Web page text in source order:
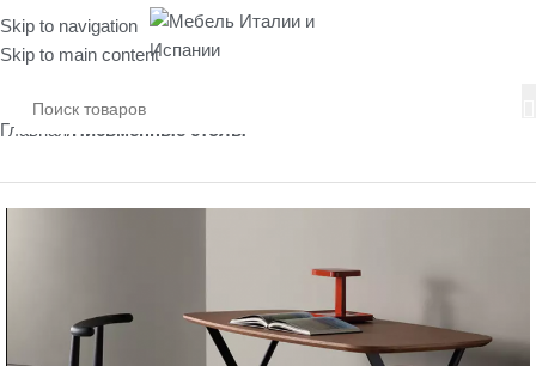
Skip to navigation
Skip to main content
Главная Письменные столы